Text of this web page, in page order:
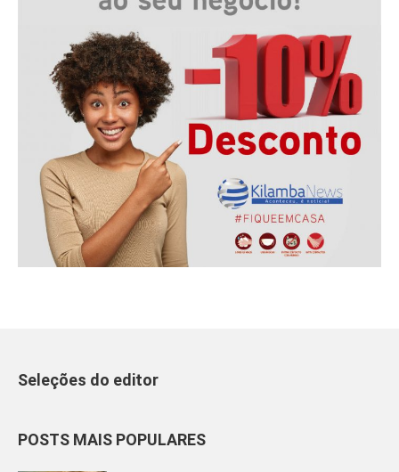
Seleções do editor
POSTS MAIS POPULARES